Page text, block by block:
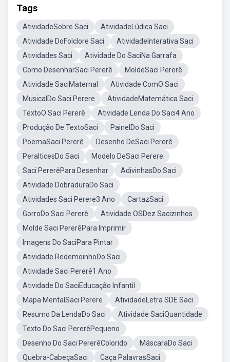
Tags
AtividadeSobre Saci
AtividadeLúdica Saci
Atividade DoFolclore Saci
AtividadeInterativa Saci
Atividades Saci
Atividade Do SaciNa Garrafa
Como DesenharSaci Pererê
MoldeSaci Pererê
Atividade SaciMaternal
Atividade ComO Saci
MusicalDo Saci Perere
AtividadeMatemática Saci
TextoO Saci Pererê
Atividade Lenda Do Saci4 Ano
Produção De TextoSaci
PainelDo Saci
PoemaSaci Pererê
Desenho DeSaci Pererê
PeralticesDo Saci
Modelo DeSaci Perere
Saci PererêPara Desenhar
AdivinhasDo Saci
Atividade DobraduraDo Saci
Atividades Saci Perere3 Ano
CartazSaci
GorroDo Saci Pererê
Atividade OSDez Sacizinhos
Molde Saci PererêPara Imprimir
Imagens Do SaciPara Pintar
Atividade RedemoinhoDo Saci
Atividade Saci Pererê1 Ano
Atividade Do SaciEducação Infantil
Mapa MentalSaci Perere
AtividadeLetra SDE Saci
Resumo Da LendaDo Saci
Atividade SaciQuantidade
Texto Do Saci PererêPequeno
Desenho Do Saci PererêColorido
MáscaraDo Saci
Quebra-CabeçaSaci
Caça PalavrasSaci